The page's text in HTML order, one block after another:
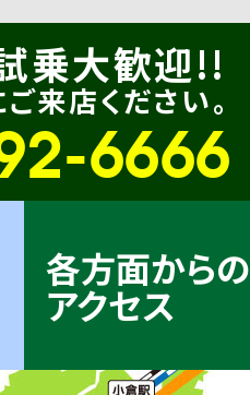
乗大歓迎!!
来店ください。
6666
各方面からの
アクセス